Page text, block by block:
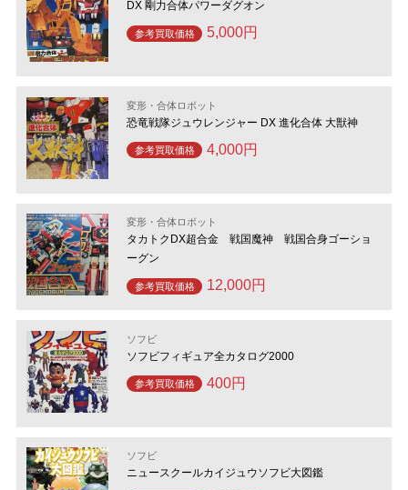
DX 剛力合体パワーダグオン
参考買取価格 5,000円
変形・合体ロボット
恐竜戦隊ジュウレンジャー DX 進化合体 大獣神
参考買取価格 4,000円
変形・合体ロボット
タカトクDX超合金 戦国魔神 戦国合身ゴーショ
ーグン
参考買取価格 12,000円
ソフビ
ソフビフィギュア全カタログ2000
参考買取価格 400円
ソフビ
ニュースクールカイジュウソフビ大図鑑